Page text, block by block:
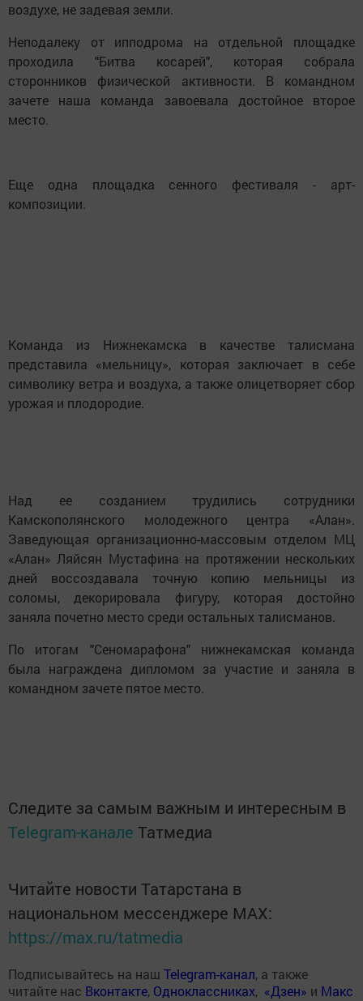
воздухе, не задевая земли.
Неподалеку от ипподрома на отдельной площадке
проходила "Битва косарей", которая собрала
сторонников физической активности. В командном
зачете наша команда завоевала достойное второе
место.
Еще одна площадка сенного фестиваля - арт-
композиции.
Команда из Нижнекамска в качестве талисмана
представила «мельницу», которая заключает в себе
символику ветра и воздуха, а также олицетворяет сбор
урожая и плодородие.
Над ее созданием трудились сотрудники
Камскополянского молодежного центра «Алан».
Заведующая организационно-массовым отделом МЦ
«Алан» Ляйсян Мустафина на протяжении нескольких
дней воссоздавала точную копию мельницы из
соломы, декорировала фигуру, которая достойно
заняла почетно место среди остальных талисманов.
По итогам "Сеномарафона" нижнекамская команда
была награждена дипломом за участие и заняла в
командном зачете пятое место.
Следите за самым важным и интересным в
Telegram-канале Татмедиа
Читайте новости Татарстана в
национальном мессенджере MАХ:
https://max.ru/tatmedia
Подписывайтесь на наш Telegram-канал, а также
читайте нас Вконтакте, Одноклассниках, «Дзен» и Макс